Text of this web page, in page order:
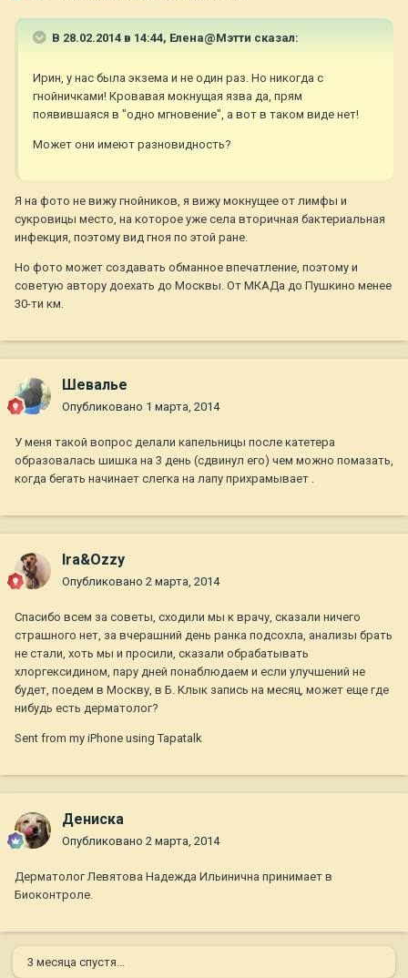
В 28.02.2014 в 14:44, Елена@Мэтти сказал:
Ирин, у нас была экзема и не один раз. Но никогда с
гнойничками! Кровавая мокнущая язва да, прям
появившаяся в "одно мгновение", а вот в таком виде нет!
Может они имеют разновидность?
Я на фото не вижу гнойников, я вижу мокнущее от лимфы и
сукровицы место, на которое уже села вторичная бактериальная
инфекция, поэтому вид гноя по этой ране.
Но фото может создавать обманное впечатление, поэтому и
советую автору доехать до Москвы. От МКАДа до Пушкино менее
30-ти км.
Шевалье
Опубликовано 1 марта, 2014
У меня такой вопрос делали капельницы после катетера
образовалась шишка на 3 день (сдвинул его) чем можно помазать,
когда бегать начинает слегка на лапу прихрамывает .
Ira&Ozzy
Опубликовано 2 марта, 2014
Спасибо всем за советы, сходили мы к врачу, сказали ничего
страшного нет, за вчерашний день ранка подсохла, анализы брать
не стали, хоть мы и просили, сказали обрабатывать
хлоргексидином, пару дней понаблюдаем и если улучшений не
будет, поедем в Москву, в Б. Клык запись на месяц, может еще где
нибудь есть дерматолог?
Sent from my iPhone using Tapatalk
Дениска
Опубликовано 2 марта, 2014
Дерматолог Левятова Надежда Ильинична принимает в
Биоконтроле.
3 месяца спустя...